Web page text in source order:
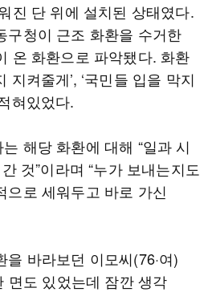
진 단 위에 설치된 상태였다.
구청이 근조 화환을 수거한
온 화환으로 파악됐다. 화환
지켜줄게’, ‘국민들 입을 막지
혀있었다.
해당 화환에 대해 “일과 시
것”이라며 “누가 보내는지도
으로 세워두고 바로 가신
바라보던 이모씨(76·여)
면도 있었는데 잠깐 생각